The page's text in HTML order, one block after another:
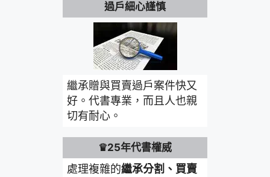
過戶細心謹慎
繼承贈與買賣過戶案件快又
好。代書專業，而且人也親
切有耐心。
♛25年代書權威
處理複雜的繼承分割、買賣